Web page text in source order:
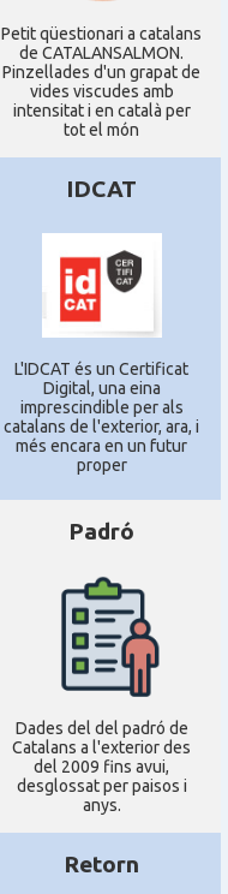
Petit qüestionari a catalans
de CATALANSALMON.
Pinzellades d'un grapat de
vides viscudes amb
intensitat i en català per
tot el món
IDCAT
L'IDCAT és un Certificat
Digital, una eina
imprescindible per als
catalans de l'exterior, ara, i
més encara en un futur
proper
Padró
Dades del del padró de
Catalans a l'exterior des
del 2009 fins avui,
desglossat per paisos i
anys.
Retorn